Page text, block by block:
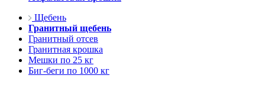
Щебень
Гранитный щебень
Гранитный отсев
Гранитная крошка
Мешки по 25 кг
Биг-беги по 1000 кг